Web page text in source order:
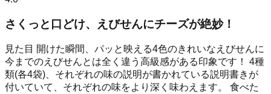
さくっと口どけ、えびせんにチーズが絶妙！
見た目 開けた瞬間、パッと映える4色のきれいなえびせんに
今までのえびせんとは全く違う高級感がある印象です！ 4種
類(各4袋)、それぞれの味の説明が書かれている説明書きが
付いていて、それぞれの味をより深く味わえます。 食べた